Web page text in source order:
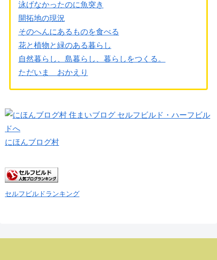
泳げなかったのに魚突き
開拓地の現況
そのへんにあるものを食べる
花と植物と緑のある暮らし
自然暮らし、島暮らし、暮らしをつくる。
ただいま おかえり
にほんブログ村
セルフビルドランキング